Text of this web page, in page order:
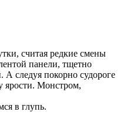
считая редкие смены
панели, тщетно
А следуя покорно судороге
ярости. Монстром,
в глупь.